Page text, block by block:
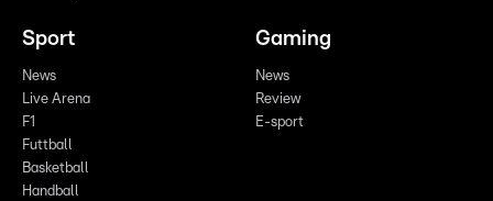
Sport
News
Live Arena
F1
Futtball
Basketball
Handball
Gaming
News
Review
E-sport